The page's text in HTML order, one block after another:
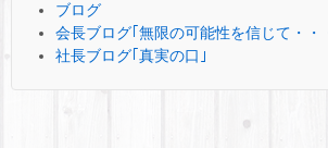
ブログ
会長ブログ｢無限の可能性を信じて・・
社長ブログ｢真実の口｣